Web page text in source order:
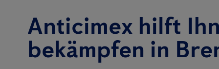
Anticimex hilft
bekämpfen in